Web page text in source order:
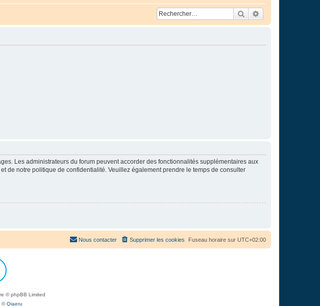
Rechercher
Les administrateurs du forum peuvent accorder des fonctionnalités supplémentaires aux
de notre politique de confidentialité. Veuillez également prendre le temps de consulter
Fuseau horaire sur UTC+02:00
Supprimer les cookies
Nous contacter
© phpBB Limited
©Qiaeru